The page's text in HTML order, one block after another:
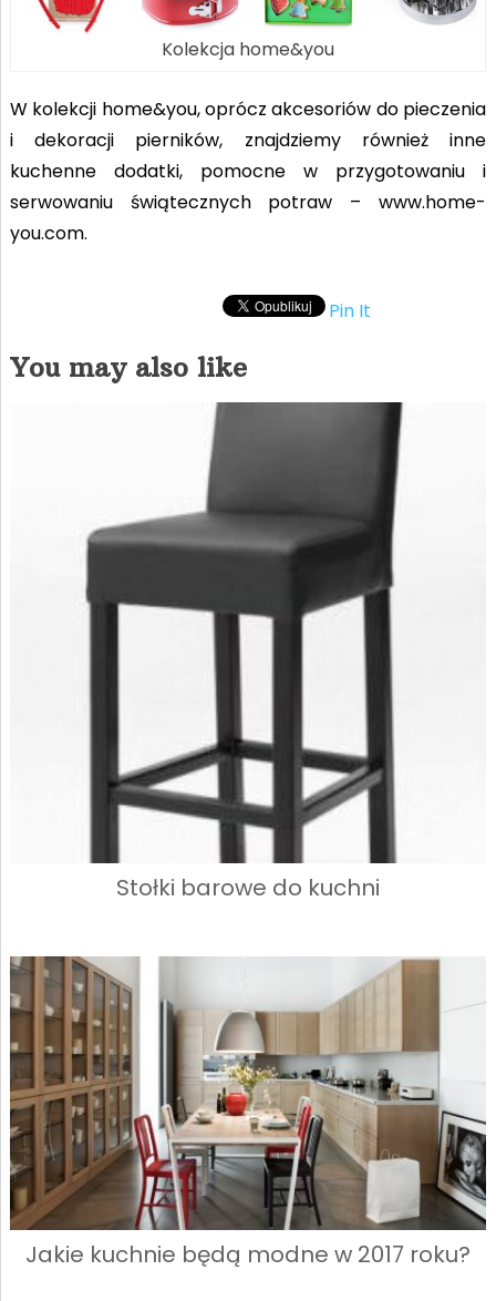
Kolekcja home&you
W kolekcji home&you, oprócz akcesoriów do pieczenia
i dekoracji pierników, znajdziemy również inne
kuchenne dodatki, pomocne w przygotowaniu i
serwowaniu świątecznych potraw – www.home-
you.com.
Pin It
You may also like
Stołki barowe do kuchni
Jakie kuchnie będą modne w 2017 roku?